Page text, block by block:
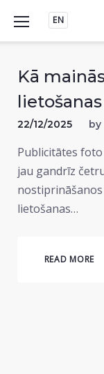
content
EN
Kā
22/12/2025 by
Publicitātes
jau gandrīz
lietošanas…
READ MORE